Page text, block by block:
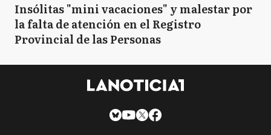
Insólitas "mini vacaciones" y malestar por
la falta de atención en el Registro
Provincial de las Personas